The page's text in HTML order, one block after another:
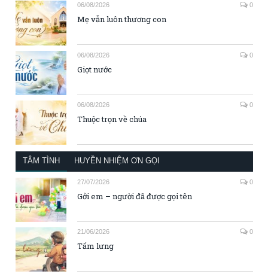
06/08/2026 0
Mẹ vẫn luôn thương con
06/08/2026 0
Giọt nước
06/08/2026 0
Thuộc trọn về chúa
TÂM TÌNH HUYỀN NHIỆM ƠN GỌI
27/07/2026 0
Gởi em – người đã được gọi tên
21/06/2026 0
Tấm lưng